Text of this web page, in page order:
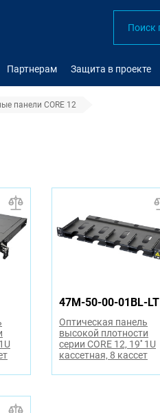
Партнерам Защита в проекте
панели CORE 12
47M-50-00-01BL-LT
Оптическая панель
высокой плотности
серии CORE 12, 19'' 1U
кассетная, 8 кассет